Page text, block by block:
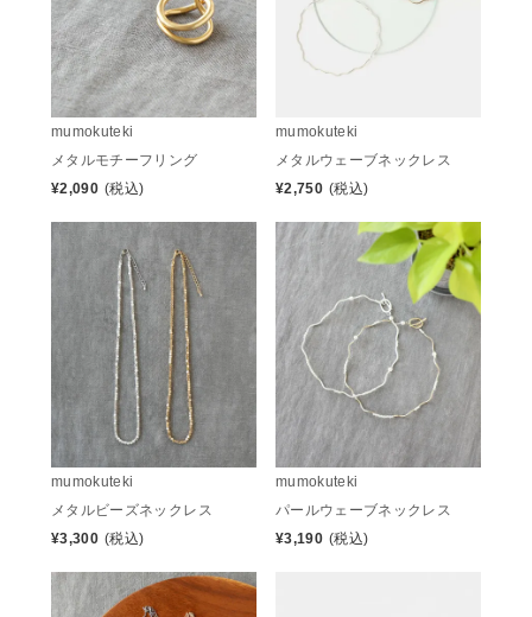
mumokuteki
メタルモチーフリング
¥2,090 (税込)
mumokuteki
メタルウェーブネックレス
¥2,750 (税込)
mumokuteki
メタルビーズネックレス
¥3,300 (税込)
mumokuteki
パールウェーブネックレス
¥3,190 (税込)